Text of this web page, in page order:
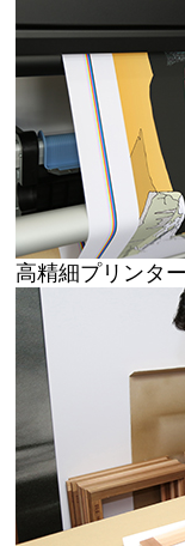
高精細プリンタ